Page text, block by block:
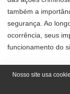
também a
segurança. Ao
ocorrência, seus
funcionamento do
A captura foi
suspeito havia
Nosso site usa